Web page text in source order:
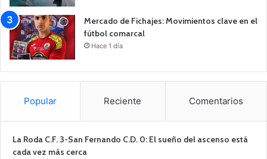
Mercado de Fichajes: Movimientos clave en el
fútbol comarcal
Hace 1 día
Popular Reciente Comentarios
La Roda C.F. 3-San Fernando C.D. 0: El sueño del ascenso está
cada vez más cerca